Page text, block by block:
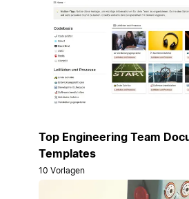
Top Engineering Team
Templates
10 Vorlagen